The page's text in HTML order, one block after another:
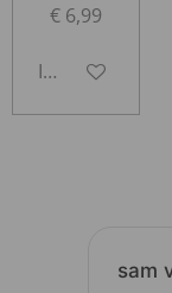
€ 6,99
In winkelwagen